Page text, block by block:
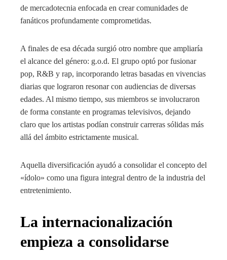
de mercadotecnia enfocada en crear comunidades de
fanáticos profundamente comprometidas.
A finales de esa década surgió otro nombre que ampliaría
el alcance del género: g.o.d. El grupo optó por fusionar
pop, R&B y rap, incorporando letras basadas en vivencias
diarias que lograron resonar con audiencias de diversas
edades. Al mismo tiempo, sus miembros se involucraron
de forma constante en programas televisivos, dejando
claro que los artistas podían construir carreras sólidas más
allá del ámbito estrictamente musical.
Aquella diversificación ayudó a consolidar el concepto del
«ídolo» como una figura integral dentro de la industria del
entretenimiento.
La internacionalización
empieza a consolidarse